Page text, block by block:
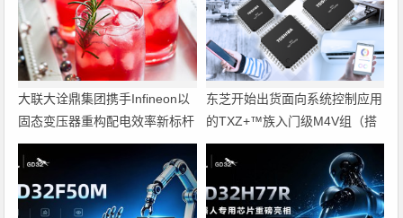
大联大诠鼎集团携手Infineon以
固态变压器重构配电效率新标杆
东芝开始出货面向系统控制应用
的TXZ+™族入门级M4V组（搭
载Arm Cortex‑M4内核的标准微
控制器）工程样品